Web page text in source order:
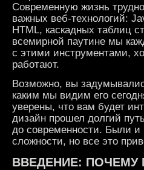
Современную жизнь
важных веб-технологий:
HTML, каскадных таблиц
всемирной паутине мы
с этими инструментами,
работают.
Возможно, вы
каким мы видим его
уверены, что вам будет
дизайн прошел долгий
до современности. Были и
сложности, но все это
ВВЕДЕНИЕ: ПОЧЕМУ